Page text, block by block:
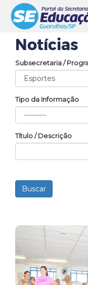
Notícias
Subsecretaria /
Tipo da Informação
Título / Descrição